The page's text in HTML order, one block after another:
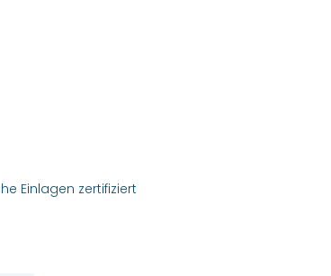
Einlagen zertifiziert